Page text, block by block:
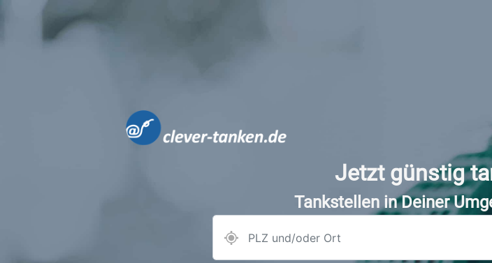
Jetzt günstig
Tankstellen in Deiner